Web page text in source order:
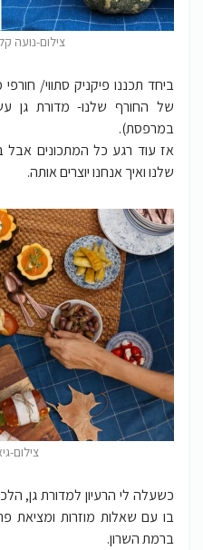
צילום-נועה
ביחד תכננו פיקניק סתווי/
של החורף שלנו- מדורת גן
במרפסת).
אז עוד רגע כל המתכונים אבל
שלנו ואיך אנחנו יוצרים אותה.
צילום-
כשעלה לי הרעיון למדורת גן,
בו עם שאלות מוזרות ומציאת
ברמת השרון.